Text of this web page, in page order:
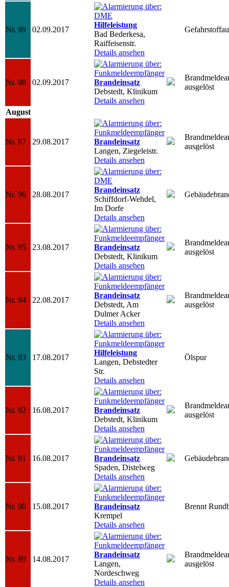
Nr. 99 02.09.2017
Hilfeleistung
Bad Bederkesa,
Raiffeisenstr.
Details ansehen
Nr. 98 02.09.2017
Brandeinsatz
Debstedt, Klinikum
Details ansehen
ausgelöst
August
Nr. 97 29.08.2017
Brandeinsatz
Langen, Ziegeleistr.
Details ansehen
ausgelöst
Nr. 96 28.08.2017
Brandeinsatz
Schiffdorf-Wehdel,
Im Dorfe
Details ansehen
Nr. 95 23.08.2017
Brandeinsatz
Debstedt, Klinikum
Details ansehen
ausgelöst
Nr. 94 22.08.2017
Brandeinsatz
Debstedt, Am
Dulmer Acker
Details ansehen
ausgelöst
Nr. 93 17.08.2017
Hilfeleistung
Langen, Debstedter
Str.
Details ansehen
Ölspur
Nr. 92 16.08.2017
Brandeinsatz
Debstedt, Klinikum
Details ansehen
ausgelöst
Nr. 91 16.08.2017
Brandeinsatz
Spaden, Distelweg
Details ansehen
Nr. 90 15.08.2017
Brandeinsatz
Krempel
Details ansehen
Brennt
Nr. 89 14.08.2017
Brandeinsatz
Langen,
Nordeschweg
Details ansehen
ausgelöst